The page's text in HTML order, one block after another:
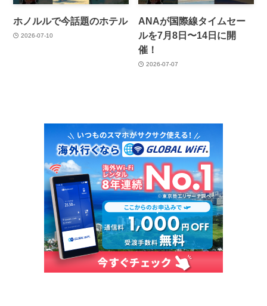
ホノルルで今話題のホテル
2026-07-10
ANAが国際線タイムセー
ルを7月8日〜14日に開
催！
2026-07-07